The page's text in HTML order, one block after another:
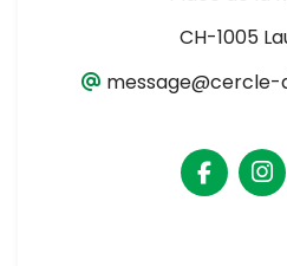
CH-1005